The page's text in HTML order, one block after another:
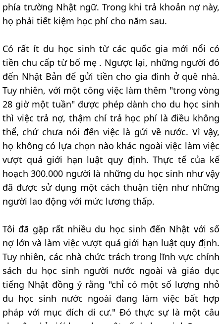
phía trường Nhật ngữ. Trong khi trả khoản nợ này,
họ phải tiết kiệm học phí cho năm sau.
Có rất ít du học sinh từ các quốc gia mới nổi có
tiền chu cấp từ bố mẹ . Ngược lại, những người đó
đến Nhật Bản để gửi tiền cho gia đình ở quê nhà.
Tuy nhiên, với một công việc làm thêm "trong vòng
28 giờ một tuần" được phép dành cho du học sinh
thì việc trả nợ, thậm chí trả học phí là điều không
thể, chứ chưa nói đến việc là gửi về nước. Vì vậy,
họ không có lựa chọn nào khác ngoài việc làm việc
vượt quá giới hạn luật quy định. Thực tế của kế
hoạch 300.000 người là những du học sinh như vậy
đã được sử dụng một cách thuận tiện như những
người lao động với mức lương thấp.
Tôi đã gặp rất nhiều du học sinh đến Nhật với số
nợ lớn và làm việc vượt quá giới hạn luật quy định.
Tuy nhiên, các nhà chức trách trong lĩnh vực chính
sách du học sinh người nước ngoài và giáo dục
tiếng Nhật đồng ý rằng "chỉ có một số lượng nhỏ
du học sinh nước ngoài đang làm việc bất hợp
pháp với mục đích di cư." Đó thực sự là một câu